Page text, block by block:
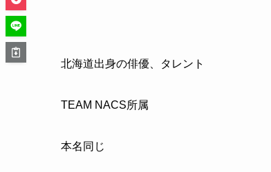
北海道出身の俳優、タレント
TEAM NACS所属
本名同じ